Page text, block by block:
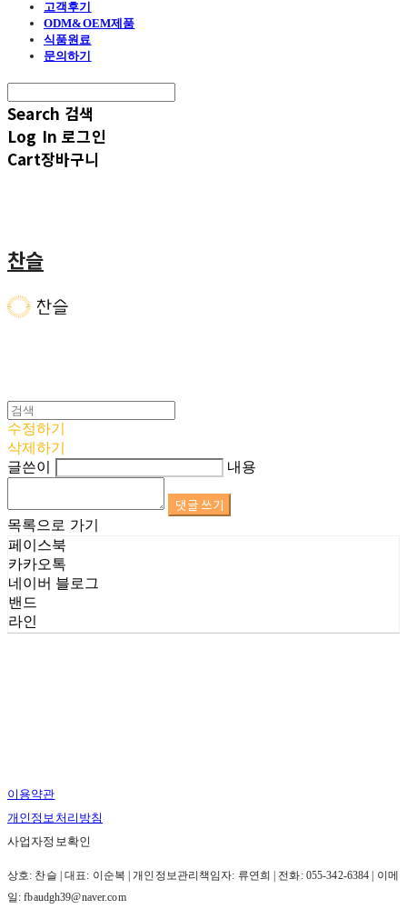
고객후기
ODM&OEM제품
식품원료
문의하기
Search 검색
Log In 로그인
Cart장바구니
찬슬
수정하기
삭제하기
글쓴이
내용
댓글 쓰기
목록으로 가기
페이스북
카카오톡
네이버 블로그
밴드
라인
이용약관
개인정보처리방침
사업자정보확인
상호: 찬슬 | 대표: 이순복 | 개인정보관리책임자: 류연희 | 전화: 055-342-6384 | 이메
일: fbaudgh39@naver.com